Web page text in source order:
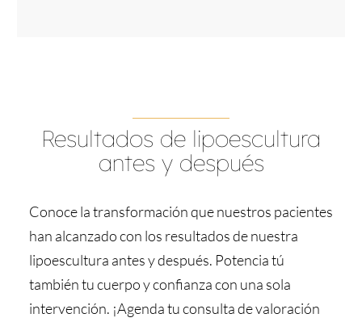
Resultados de lipoescultura
antes y después
Conoce la transformación que nuestros pacientes
han alcanzado con los resultados de nuestra
lipoescultura antes y después. Potencia tú
también tu cuerpo y confianza con una sola
intervención. ¡Agenda tu consulta de valoración